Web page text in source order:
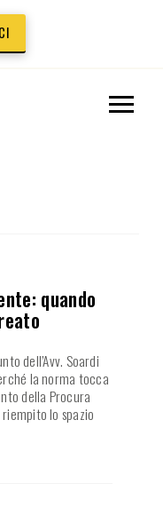
quando
dell’Avv. Soardi
la norma tocca
della Procura
lo spazio